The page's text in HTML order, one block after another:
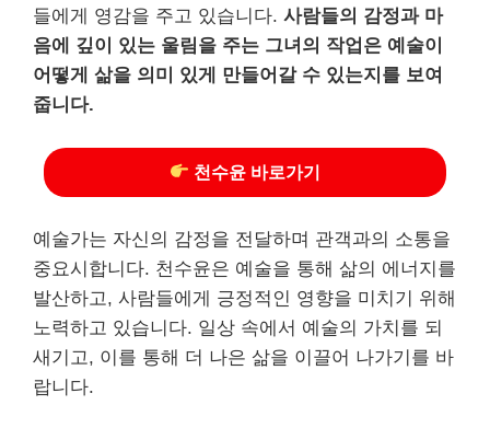
들에게 영감을 주고 있습니다. 사람들의 감정과 마
음에 깊이 있는 울림을 주는 그녀의 작업은 예술이
어떻게 삶을 의미 있게 만들어갈 수 있는지를 보여
줍니다.
천수윤 바로가기
예술가는 자신의 감정을 전달하며 관객과의 소통을
중요시합니다. 천수윤은 예술을 통해 삶의 에너지를
발산하고, 사람들에게 긍정적인 영향을 미치기 위해
노력하고 있습니다. 일상 속에서 예술의 가치를 되
새기고, 이를 통해 더 나은 삶을 이끌어 나가기를 바
랍니다.